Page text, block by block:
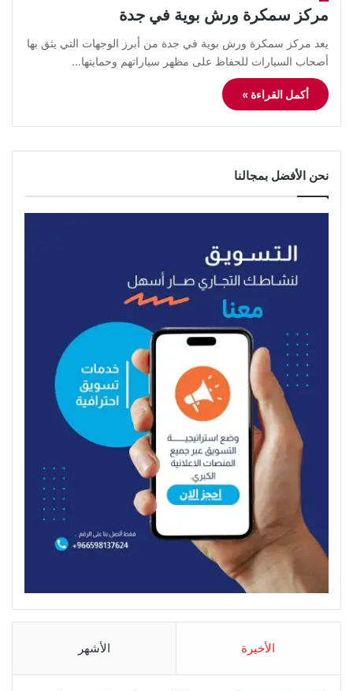
مركز سمكرة ورش بوية في جدة
يعد مركز سمكرة ورش بوية في جدة من أبرز الوجهات التي يثق بها
أصحاب السيارات للحفاظ على مظهر سياراتهم وحمايتها…
أكمل القراءة »
نحن الأفضل بمجالنا
الأخيرة الأشهر